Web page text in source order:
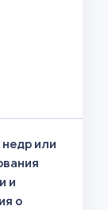
или
и
о